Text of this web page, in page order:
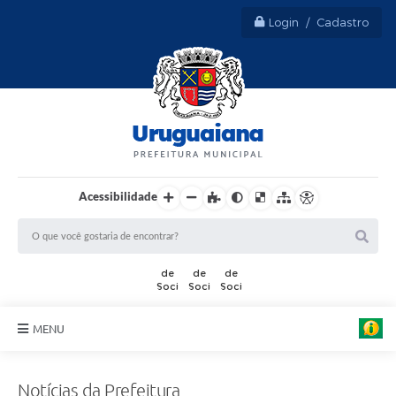
Login / Cadastro
Acessibilidade
MENU
Notícias da Prefeitura